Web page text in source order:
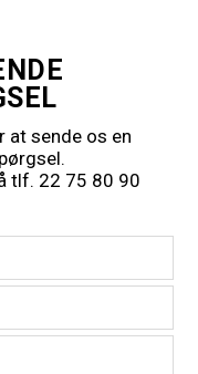
at sende os en
tlf. 22 75 80 90